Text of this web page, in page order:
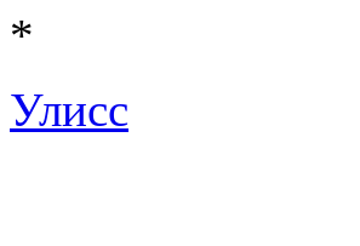
*
Улисс